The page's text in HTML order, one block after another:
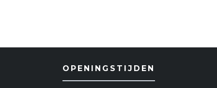
OPENINGSTIJDEN